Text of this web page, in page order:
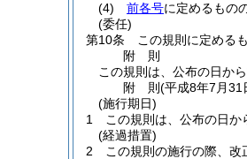
(4)
前各号に定めるもの
(委任)
第10条
この規則に定める
附 則
この規則は、公布の日から
附 則(平成8年7月31
(施行期日)
1
この規則は、公布の日か
(経過措置)
2
この規則の施行の際、